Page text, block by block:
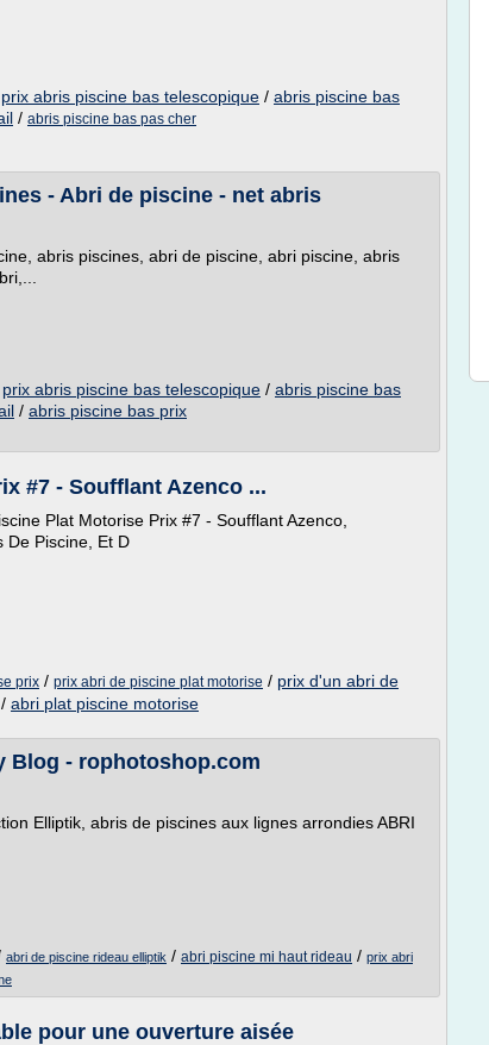
prix abris piscine bas telescopique / abris piscine bas
/ abris piscine bas pas cher
- Abri de piscine - net abris
abris piscines, abri de piscine, abri piscine, abris
prix abris piscine bas telescopique / abris piscine bas
/ abris piscine bas prix
#7 - Soufflant Azenco ...
Plat Motorise Prix #7 - Soufflant Azenco,
De Piscine, Et D
prix / prix abri de piscine plat motorise / prix d'un abri de
/ abri plat piscine motorise
Blog - rophotoshop.com
Elliptik, abris de piscines aux lignes arrondies ABRI
abri de piscine rideau elliptik / abri piscine mi haut rideau / prix abri
pour une ouverture aisée